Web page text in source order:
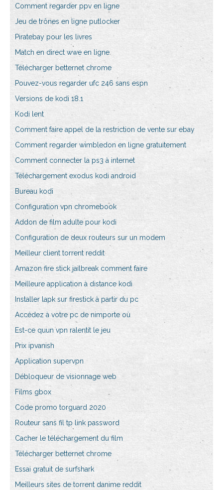
Comment regarder ppv en ligne
Jeu de trônes en ligne putlocker
Piratebay pour les livres
Match en direct wwe en ligne
Télécharger betternet chrome
Pouvez-vous regarder ufc 246 sans espn
Versions de kodi 18.1
Kodi lent
Comment faire appel de la restriction de vente sur ebay
Comment regarder wimbledon en ligne gratuitement
Comment connecter la ps3 à internet
Téléchargement exodus kodi android
Bureau kodi
Configuration vpn chromebook
Addon de film adulte pour kodi
Configuration de deux routeurs sur un modem
Meilleur client torrent reddit
Amazon fire stick jailbreak comment faire
Meilleure application à distance kodi
Installer lapk sur firestick à partir du pc
Accédez à votre pc de nimporte où
Est-ce quun vpn ralentit le jeu
Prix ipvanish
Application supervpn
Débloqueur de visionnage web
Films gbox
Code promo torguard 2020
Routeur sans fil tp link password
Cacher le téléchargement du film
Télécharger betternet chrome
Essai gratuit de surfshark
Meilleurs sites de torrent danime reddit